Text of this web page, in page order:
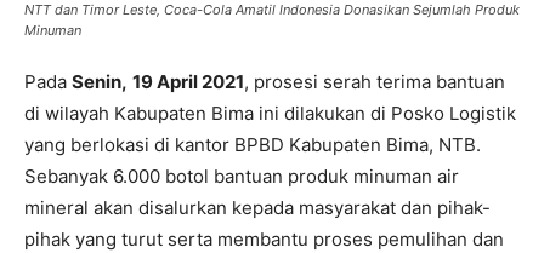
NTT dan Timor Leste, Coca-Cola Amatil Indonesia Donasikan Sejumlah Produk
Minuman
Pada Senin, 19 April 2021, prosesi serah terima bantuan
di wilayah Kabupaten Bima ini dilakukan di Posko Logistik
yang berlokasi di kantor BPBD Kabupaten Bima, NTB.
Sebanyak 6.000 botol bantuan produk minuman air
mineral akan disalurkan kepada masyarakat dan pihak-
pihak yang turut serta membantu proses pemulihan dan